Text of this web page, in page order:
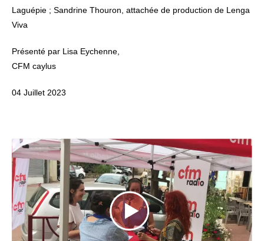
Laguépie ; Sandrine Thouron, attachée de production de Lenga
Viva
Présenté par Lisa Eychenne,
CFM caylus
04 Juillet 2023